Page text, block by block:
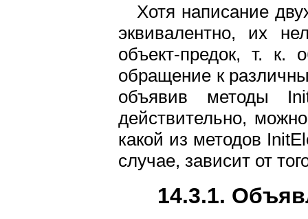
Хотя написание
эквивалентно, их
объект-предок, т. к.
обращение к
объявив методы
действительно,
какой из методов
случае, зависит от
14.3.1.